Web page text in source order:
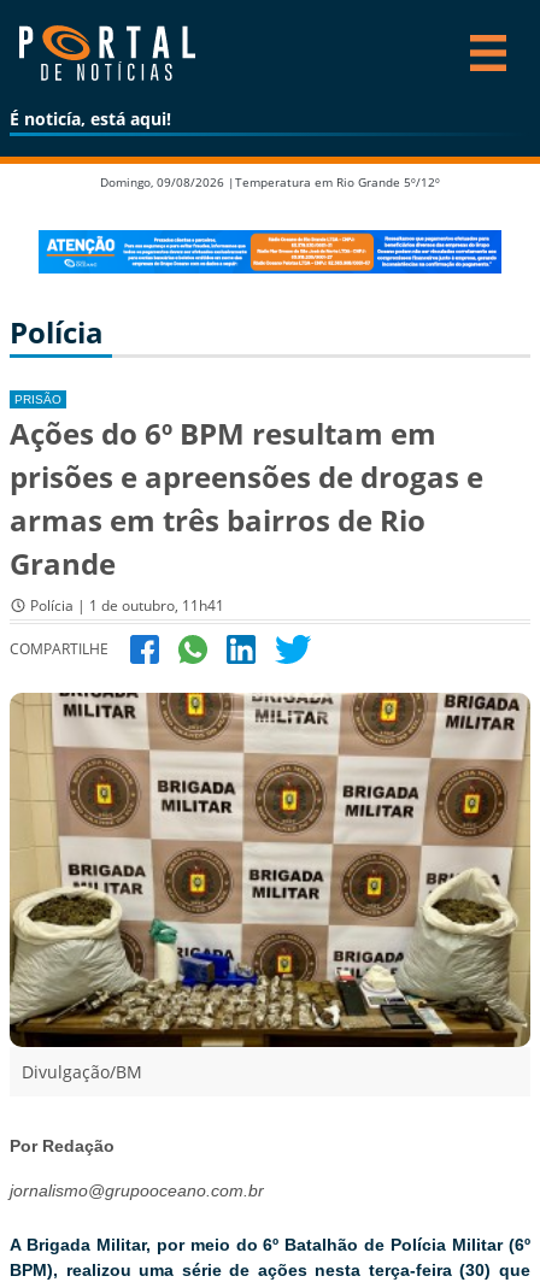
É noticía, está aqui!
Domingo, 09/08/2026 | Temperatura em Rio Grande 5º/12º
Polícia
PRISÃO
Ações do 6º BPM resultam em
prisões e apreensões de drogas e
armas em três bairros de Rio
Grande
Polícia | 1 de outubro, 11h41
COMPARTILHE
Divulgação/BM
Por Redação
jornalismo@grupooceano.com.br
A Brigada Militar, por meio do 6º Batalhão de Polícia Militar (6º
BPM), realizou uma série de ações nesta terça-feira (30) que